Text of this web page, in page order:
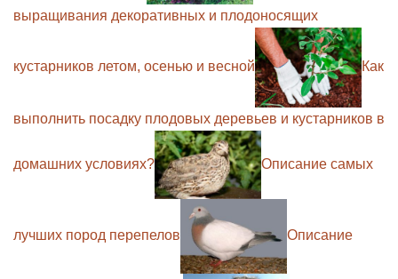
выращивания декоративных и плодоносящих
кустарников летом, осенью и весной Как
выполнить посадку плодовых деревьев и кустарников в
домашних условиях? Описание самых
лучших пород перепелов Описание